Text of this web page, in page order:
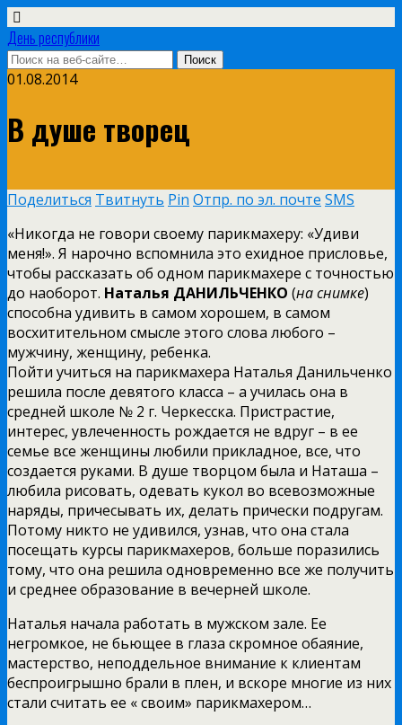
День республики
01.08.2014
В душе творец
Поделиться Твитнуть Pin Отпр. по эл. почте SMS
«Никогда не говори своему парикмахеру: «Удиви
меня!». Я нарочно вспомнила это ехидное присловье,
чтобы рассказать об одном парикмахере с точностью
до наоборот. Наталья ДАНИЛЬЧЕНКО (на снимке)
способна удивить в самом хорошем, в самом
восхитительном смысле этого слова любого –
мужчину, женщину, ребенка.
Пойти учиться на парикмахера Наталья Данильченко
решила после девятого класса – а училась она в
средней школе № 2 г. Черкесска. Пристрастие,
интерес, увлеченность рождается не вдруг – в ее
семье все женщины любили прикладное, все, что
создается руками. В душе творцом была и Наташа –
любила рисовать, одевать кукол во всевозможные
наряды, причесывать их, делать прически подругам.
Потому никто не удивился, узнав, что она стала
посещать курсы парикмахеров, больше поразились
тому, что она решила одновременно все же получить
и среднее образование в вечерней школе.
Наталья начала работать в мужском зале. Ее
негромкое, не бьющее в глаза скромное обаяние,
мастерство, неподдельное внимание к клиентам
беспроигрышно брали в плен, и вскоре многие из них
стали считать ее « своим» парикмахером…